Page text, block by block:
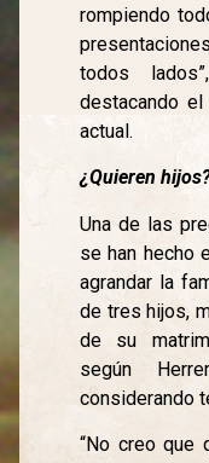
rompiendo
todos
destacando
actual.
¿Quieren hijos
Una de las
se han hecho
agrandar la
de tres hijos,
de su
según
considerando
“No creo que